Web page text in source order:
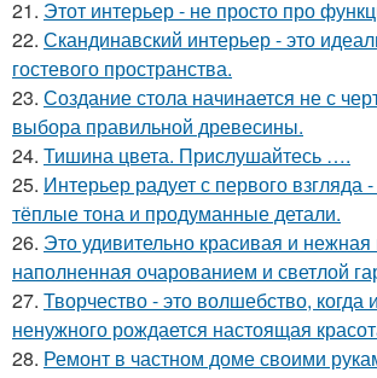
21. Этот интерьер - не просто про
22. Скандинавский интерьер - это
гостевого пространства.
23. Создание стола начинается не с
выбора правильной древесины.
24. Тишина цвета. Прислушайтесь ….
25. Интерьер радует с первого взгляда
тёплые тона и продуманные детали.
26. Это удивительно красивая и
наполненная очарованием и светлой
27. Творчество - это волшебство, когда
ненужного рождается настоящая
28. Ремонт в частном доме своими